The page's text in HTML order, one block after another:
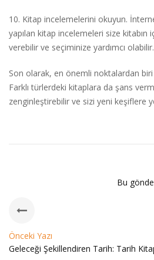
10. Kitap incelemelerini okuyun.
yapılan kitap incelemeleri size kitabın
verebilir ve seçiminize yardımcı olabilir.
Son olarak, en önemli noktalardan biri
Farklı türlerdeki kitaplara da şans
zenginleştirebilir ve sizi yeni keşiflere
Bu
Önceki Yazı
Geleceği Şekillendiren Tarih: Tarih